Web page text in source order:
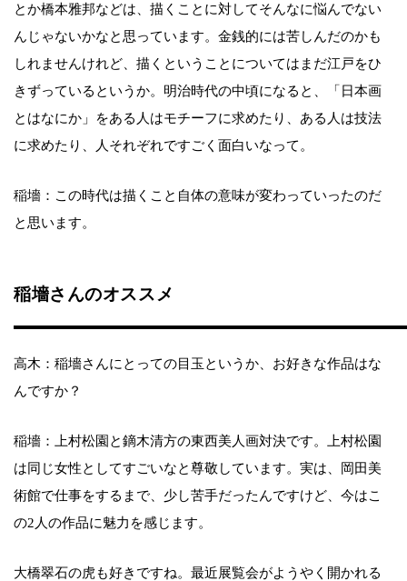
とか橋本雅邦などは、描くことに対してそんなに悩んでない
んじゃないかなと思っています。金銭的には苦しんだのかも
しれませんけれど、描くということについてはまだ江戸をひ
きずっているというか。明治時代の中頃になると、「日本画
とはなにか」をある人はモチーフに求めたり、ある人は技法
に求めたり、人それぞれですごく面白いなって。
稲墻：この時代は描くこと自体の意味が変わっていったのだ
と思います。
稲墻さんのオススメ
高木：稲墻さんにとっての目玉というか、お好きな作品はな
んですか？
稲墻：上村松園と鏑木清方の東西美人画対決です。上村松園
は同じ女性としてすごいなと尊敬しています。実は、岡田美
術館で仕事をするまで、少し苦手だったんですけど、今はこ
の2人の作品に魅力を感じます。
大橋翠石の虎も好きですね。最近展覧会がようやく開かれる